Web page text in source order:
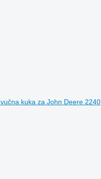
vučna kuka za John Deere 2240